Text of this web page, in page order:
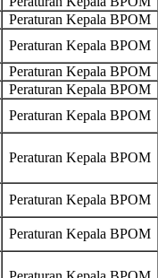
Peraturan Kepala BPOM
Peraturan Kepala BPOM
Peraturan Kepala BPOM
Peraturan Kepala BPOM
Peraturan Kepala BPOM
Peraturan Kepala BPOM
Peraturan Kepala BPOM
Peraturan Kepala BPOM